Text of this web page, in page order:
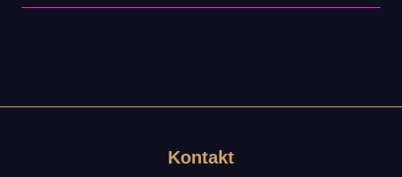
Kontakt